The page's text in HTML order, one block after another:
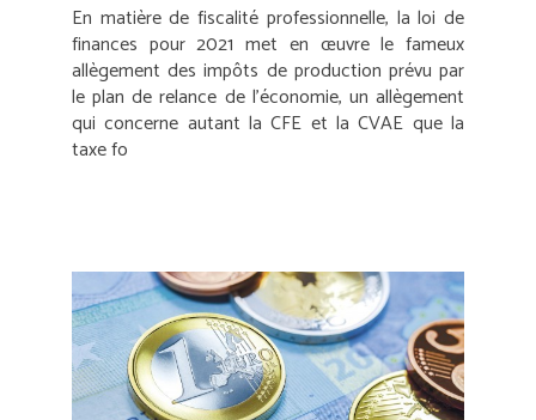
En matière de fiscalité professionnelle, la loi de
finances pour 2021 met en œuvre le fameux
allègement des impôts de production prévu par
le plan de relance de l’économie, un allègement
qui concerne autant la CFE et la CVAE que la
taxe fo